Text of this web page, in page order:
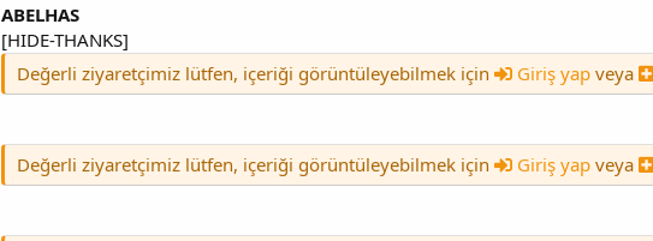
ABELHAS
[HIDE-THANKS]
Değerli ziyaretçimiz lütfen, içeriği görüntüleyebilmek için
Giriş yap veya
Değerli ziyaretçimiz lütfen, içeriği görüntüleyebilmek için Giriş yap veya